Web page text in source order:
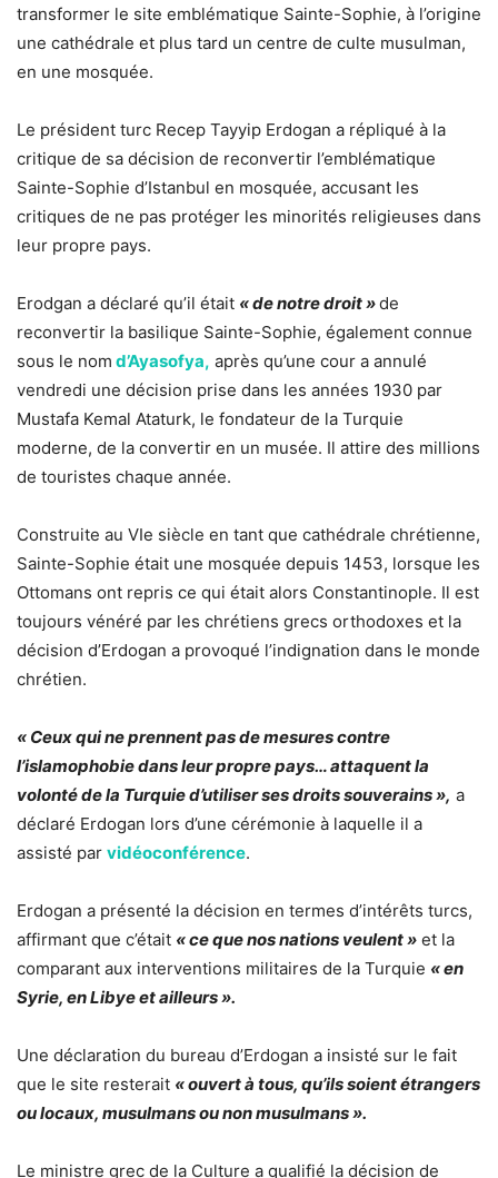
transformer le site emblématique Sainte-Sophie, à l’origine
une cathédrale et plus tard un centre de culte musulman,
en une mosquée.
Le président turc Recep Tayyip Erdogan a répliqué à la
critique de sa décision de reconvertir l’emblématique
Sainte-Sophie d’Istanbul en mosquée, accusant les
critiques de ne pas protéger les minorités religieuses dans
leur propre pays.
Erodgan a déclaré qu’il était « de notre droit »de
reconvertir la basilique Sainte-Sophie, également connue
sous le nom d’Ayasofya, après qu’une cour a annulé
vendredi une décision prise dans les années 1930 par
Mustafa Kemal Ataturk, le fondateur de la Turquie
moderne, de la convertir en un musée. Il attire des millions
de touristes chaque année.
Construite au VIe siècle en tant que cathédrale chrétienne,
Sainte-Sophie était une mosquée depuis 1453, lorsque les
Ottomans ont repris ce qui était alors Constantinople. Il est
toujours vénéré par les chrétiens grecs orthodoxes et la
décision d’Erdogan a provoqué l’indignation dans le monde
chrétien.
« Ceux qui ne prennent pas de mesures contre
l’islamophobie dans leur propre pays… attaquent la
volonté de la Turquie d’utiliser ses droits souverains », a
déclaré Erdogan lors d’une cérémonie à laquelle il a
assisté par vidéoconférence.
Erdogan a présenté la décision en termes d’intérêts turcs,
affirmant que c’était « ce que nos nations veulent » et la
comparant aux interventions militaires de la Turquie « en
Syrie, en Libye et ailleurs ».
Une déclaration du bureau d’Erdogan a insisté sur le fait
que le site resterait « ouvert à tous, qu’ils soient étrangers
ou locaux, musulmans ou non musulmans ».
Le ministre grec de la Culture a qualifié la décision de